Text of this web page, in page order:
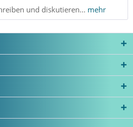
und diskutieren... mehr